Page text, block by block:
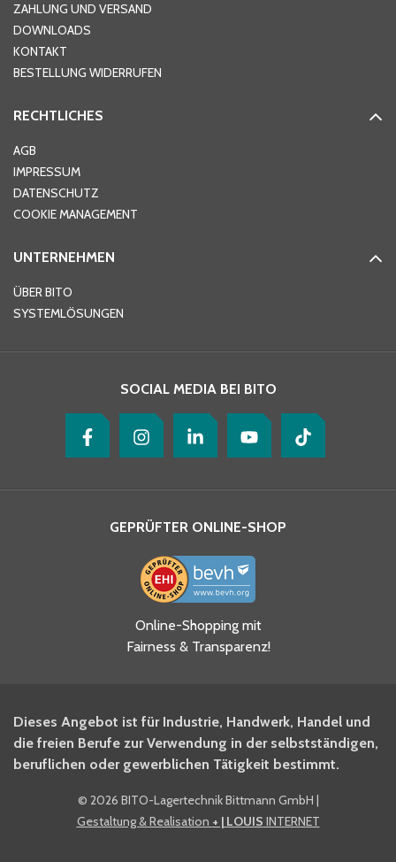
Ort*
Telefon
Ja, ich habe die
Datenschutzhinweise gelesen
und akzeptiere diese.
BITO Newsletter Fachwissen
Intralogistiker anmelden.
Ja, ich möchte mich für den
BITO Shop-Newsletter
ZAHLUNG UND VERSAND
DOWNLOADS
KONTAKT
BESTELLUNG WIDERRUFEN
RECHTLICHES
AGB
IMPRESSUM
DATENSCHUTZ
COOKIE MANAGEMENT
UNTERNEHMEN
ÜBER BITO
SYSTEMLÖSUNGEN
SOCIAL MEDIA BEI BITO
GEPRÜFTER ONLINE-SHOP
Online-Shopping mit
Fairness & Transparenz!
Dieses Angebot ist für Industrie, Handwerk, Handel und
die freien Berufe zur Verwendung in der selbstständigen,
beruflichen oder gewerblichen Tätigkeit bestimmt.
© 2026 BITO-Lagertechnik Bittmann GmbH |
Gestaltung & Realisation + | LOUIS INTERNET